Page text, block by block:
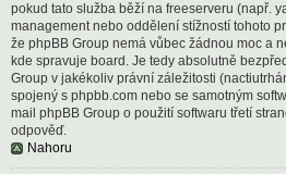
pokud tato služba běží na freeserveru (např.
management nebo oddělení stížností tohoto
že phpBB Group nemá vůbec žádnou moc a
kde spravuje board. Je tedy absolutně
Group v jakékoliv právní záležitosti
spojený s phpbb.com nebo se samotným
mail phpBB Group o použití softwaru třetí
odpověď.
Nahoru